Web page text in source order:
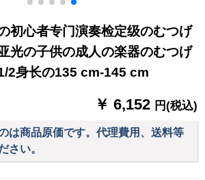
マットの光の深い茶
褐色のCE 315を演奏
します。
初心者专门演奏检定级のむつげ
光の子供の成人の楽器のむつげ
2身长の135 cm-145 cm
￥ 6,152 円(税込)
は商品原価です。代理費用、送料等
さい。